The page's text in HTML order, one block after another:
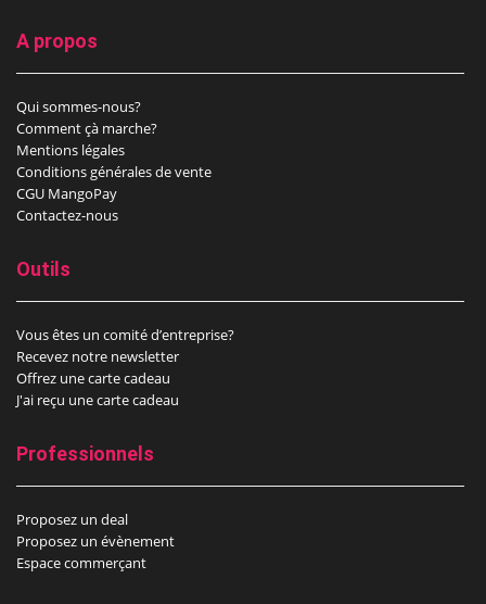
A propos
Qui sommes-nous?
Comment çà marche?
Mentions légales
Conditions générales de vente
CGU MangoPay
Contactez-nous
Outils
Vous êtes un comité d’entreprise?
Recevez notre newsletter
Offrez une carte cadeau
J'ai reçu une carte cadeau
Professionnels
Proposez un deal
Proposez un évènement
Espace commerçant